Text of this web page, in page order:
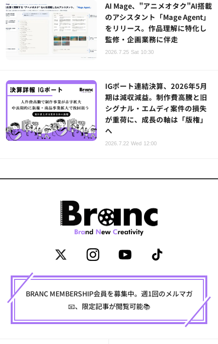
AI Mage、"アニメオタク"AI搭載
のアシスタント「Mage Agent」
をリリース。作品理解に特化し
監修・企画業務に伴走
2026.7.25 Sat 10:30
IGポート連結決算、2026年5月
期は減収減益。制作費高騰と旧
シグナル・エムディ案件の損失
が重荷に、成長の軸は「版権」
へ
2026.7.22 Wed 12:00
BRANC MEMBERSHIP会員を募集中。週1回のメルマガ
📧、限定記事が閲覧可能📚